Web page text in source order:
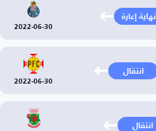
نهاية إعارة
2022-06-30
انتقال
2022-06-30
انتقال